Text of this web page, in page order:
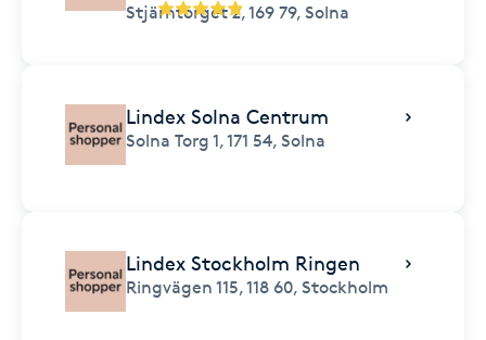
Stjärntorget 2,169 79, Solna
Lindex Solna Centrum
Solna Torg 1,171 54, Solna
Lindex Stockholm Ringen
Ringvägen 115,118 60, Stockholm